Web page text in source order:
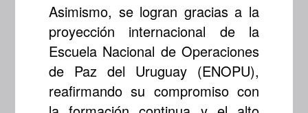
Asimismo, se logran gracias a la
proyección internacional de la
Escuela Nacional de Operaciones
de Paz del Uruguay (ENOPU),
reafirmando su compromiso con